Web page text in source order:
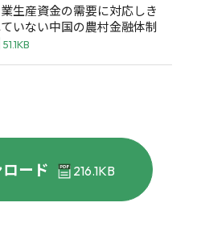
生産資金の需要に対応しき
いない中国の農村金融体制
51.1KB
ード 216.1KB